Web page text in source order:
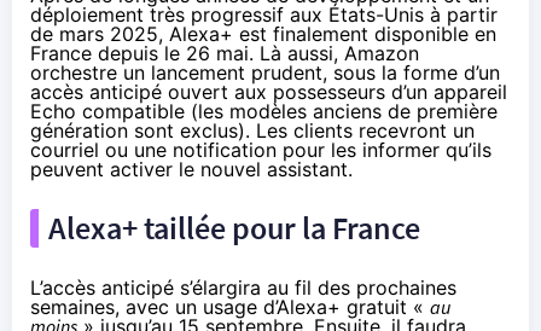
déploiement très progressif aux États-Unis à partir
de mars 2025, Alexa+ est finalement disponible en
France depuis le 26 mai. Là aussi, Amazon
orchestre un lancement prudent, sous la forme d’un
accès anticipé ouvert aux possesseurs d’un appareil
Echo compatible (les modèles anciens de première
génération sont exclus). Les clients recevront un
courriel ou une notification pour les informer qu’ils
peuvent activer le nouvel assistant.
Alexa+ taillée pour la France
L’accès anticipé s’élargira au fil des prochaines
semaines, avec un usage d’Alexa+ gratuit « au
moins » jusqu’au 15 septembre. Ensuite, il faudra